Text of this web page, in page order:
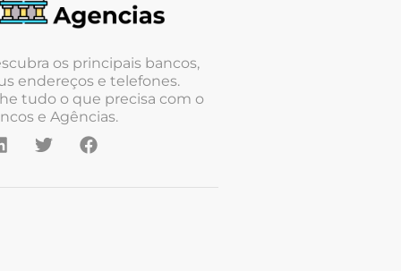
os principais bancos,
endereços e telefones.
tudo o que precisa com o
e Agências.